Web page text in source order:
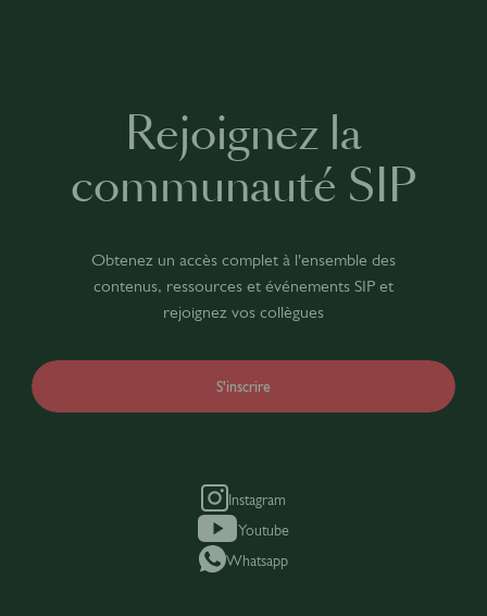
Rejoignez la
communauté SIP
Obtenez un accès complet à l'ensemble des
contenus, ressources et événements SIP et
rejoignez vos collègues
S'inscrire
Instagram
Youtube
Whatsapp